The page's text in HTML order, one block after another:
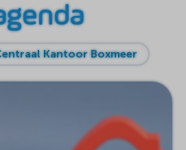
Kantoor Boxmeer